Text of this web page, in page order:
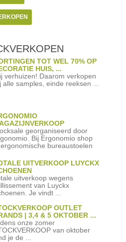
TOT WEL 70% OP
HUIS, ...
verhuizen! Daarom verkopen
alle samples, einde reeksen ...
georganiseerd door
Bij Ergonomio shop
bureaustoelen
UITVERKOOP LUYCKX
uitverkoop wegens
van Luyckx
Je vindt ...
OUTLET
| 3,4 & 5 OKTOBER ...
onze zomer
van oktober
je de ...